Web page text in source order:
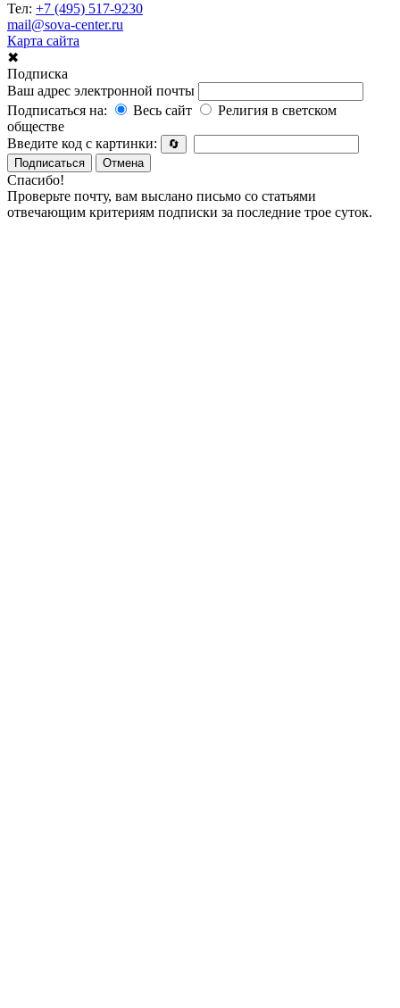
Тел: +7 (495) 517-9230
mail@sova-center.ru
Карта сайта
✖
Подписка
Ваш адрес электронной почты
Подписаться на:
Весь сайт
Религия в светском
обществе
Введите код с картинки:
🔄
Подписаться
Отмена
Спасибо!
Проверьте почту, вам выслано письмо со статьями
отвечающим критериям подписки за последние трое суток.